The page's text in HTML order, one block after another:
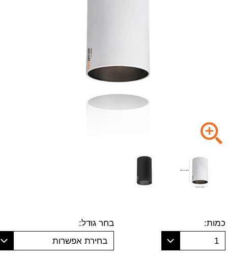
כמות:
1
בחר גודל:
בחירת אפשרות